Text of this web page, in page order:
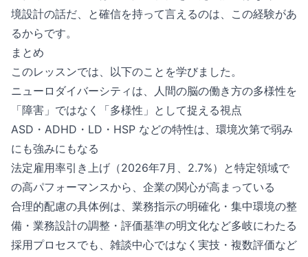
境設計の話だ、と確信を持って言えるのは、この経験があ
るからです。
まとめ
このレッスンでは、以下のことを学びました。
ニューロダイバーシティは、人間の脳の働き方の多様性を
「障害」ではなく「多様性」として捉える視点
ASD・ADHD・LD・HSP などの特性は、環境次第で弱み
にも強みにもなる
法定雇用率引き上げ（2026年7月、2.7%）と特定領域で
の高パフォーマンスから、企業の関心が高まっている
合理的配慮の具体例は、業務指示の明確化・集中環境の整
備・業務設計の調整・評価基準の明文化など多岐にわたる
採用プロセスでも、雑談中心ではなく実技・複数評価など